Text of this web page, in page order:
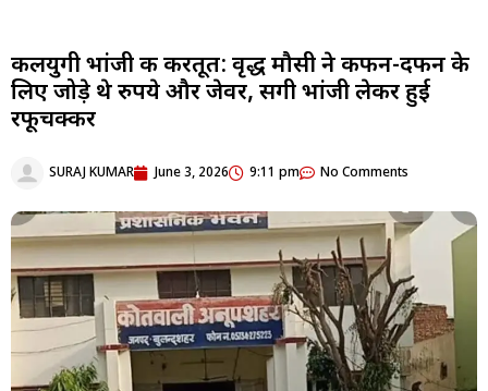
कलयुगी भांजी की करतूत: वृद्ध मौसी ने कफन-दफन के
लिए जोड़े थे रुपये और जेवर, सगी भांजी लेकर हुई
रफूचक्कर
SURAJ KUMAR June 3, 2026 9:11 pm No Comments